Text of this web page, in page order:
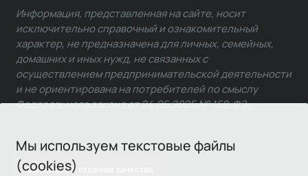
Мы используем текстовые файлы
(cookies)
Связаться с отделом качества
Информация, представленная на сайте, носит
исключительно справочный и ознакомительный
характер, не предназначена для личных, семейных,
домашних и иных нужд, не связанных с
осуществлением предпринимательской деятельности
и не ориентирована на потребителей по смыслу
Федерального закона от 24.06.2025 № 168-ФЗ.